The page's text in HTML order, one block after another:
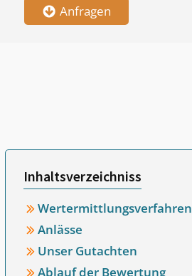
Anfragen
Inhaltsverzeichniss
Wertermittlungsverfahren
Anlässe
Unser Gutachten
Ablauf der Bewertung